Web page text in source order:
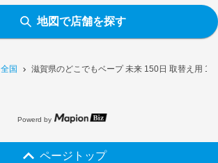
全国 滋賀県のどこでもベープ 未来 150日 取替え用 1
地図で店舗を探す
Powerd by
ページトップ